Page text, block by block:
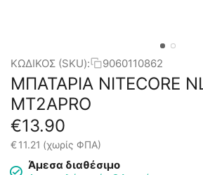
ΚΩΔΙΚΟΣ (SKU): 9060110862
ΜΠΑΤΑΡΙΑ NITECORE
MT2APRO
€13.90
€11.21 (χωρίς ΦΠΑ)
Άμεσα διαθέσιμο